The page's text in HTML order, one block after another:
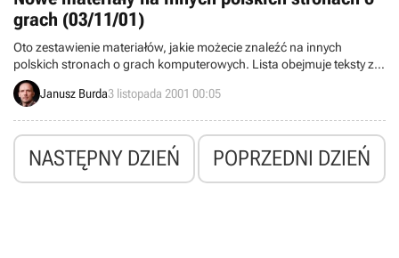
grach (03/11/01)
Oto zestawienie materiałów, jakie możecie znaleźć na innych
polskich stronach o grach komputerowych. Lista obejmuje teksty z
ostatnich dwóch dób.
Janusz Burda3 listopada 2001 00:05
NASTĘPNY DZIEŃ POPRZEDNI DZIEŃ